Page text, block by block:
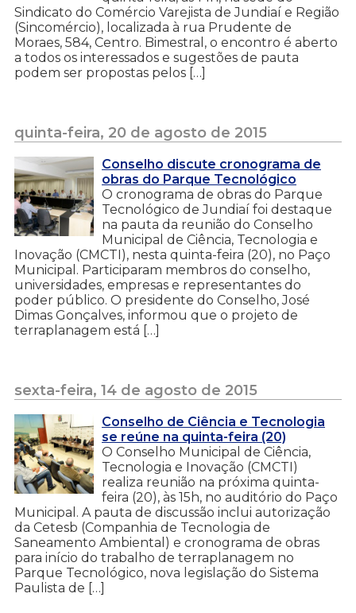
Sindicato do Comércio Varejista de Jundiaí e Região
(Sincomércio), localizada à rua Prudente de
Moraes, 584, Centro. Bimestral, o encontro é aberto
a todos os interessados e sugestões de pauta
podem ser propostas pelos […]
quinta-feira, 20 de agosto de 2015
Conselho discute cronograma de
obras do Parque Tecnológico
O cronograma de obras do Parque
Tecnológico de Jundiaí foi destaque
na pauta da reunião do Conselho
Municipal de Ciência, Tecnologia e
Inovação (CMCTI), nesta quinta-feira (20), no Paço
Municipal. Participaram membros do conselho,
universidades, empresas e representantes do
poder público. O presidente do Conselho, José
Dimas Gonçalves, informou que o projeto de
terraplanagem está […]
sexta-feira, 14 de agosto de 2015
Conselho de Ciência e Tecnologia
se reúne na quinta-feira (20)
O Conselho Municipal de Ciência,
Tecnologia e Inovação (CMCTI)
realiza reunião na próxima quinta-
feira (20), às 15h, no auditório do Paço
Municipal. A pauta de discussão inclui autorização
da Cetesb (Companhia de Tecnologia de
Saneamento Ambiental) e cronograma de obras
para início do trabalho de terraplanagem no
Parque Tecnológico, nova legislação do Sistema
Paulista de […]